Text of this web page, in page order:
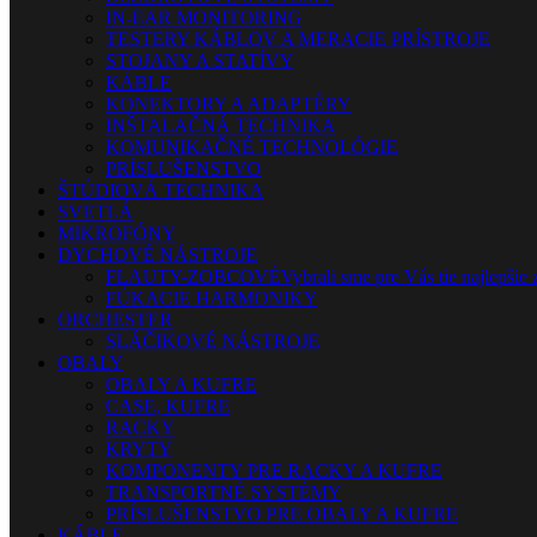
IN-EAR MONITORING
TESTERY KÁBLOV A MERACIE PRÍSTROJE
STOJANY A STATÍVY
KÁBLE
KONEKTORY A ADAPTÉRY
INŠTALAČNÁ TECHNIKA
KOMUNIKAČNÉ TECHNOLÓGIE
PRÍSLUŠENSTVO
ŠTÚDIOVÁ TECHNIKA
SVETLÁ
MIKROFÓNY
DYCHOVÉ NÁSTROJE
FLAUTY-ZOBCOVÉVybrali sme pre Vás tie
FÚKACIE HARMONIKY
ORCHESTER
SLÁČIKOVÉ NÁSTROJE
OBALY
OBALY A KUFRE
CASE, KUFRE
RACKY
KRYTY
KOMPONENTY PRE RACKY A KUFRE
TRANSPORTNÉ SYSTÉMY
PRÍSLUŠENSTVO PRE OBALY A KUFRE